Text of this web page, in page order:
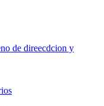
de direecdcion y